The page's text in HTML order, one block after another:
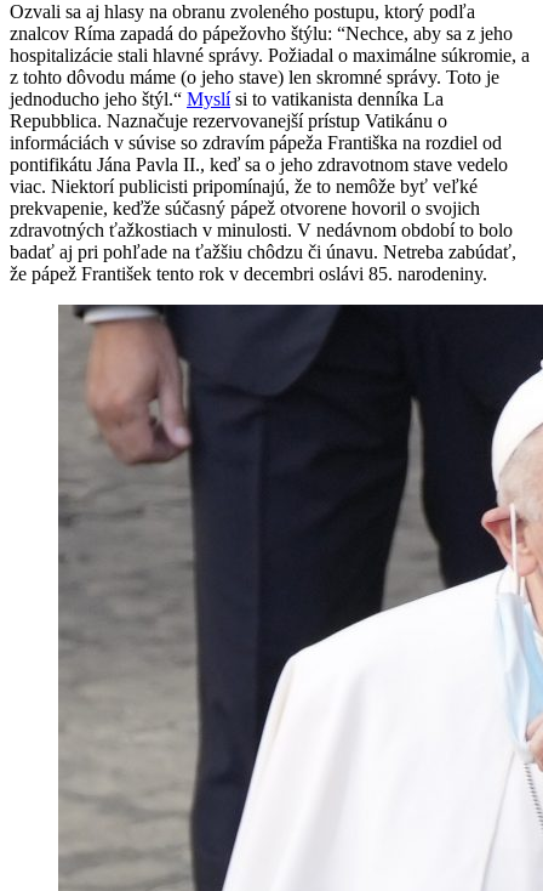
Ozvali sa aj hlasy na obranu zvoleného postupu, ktorý podľa
znalcov Ríma zapadá do pápežovho štýlu: “Nechce, aby sa z jeho
hospitalizácie stali hlavné správy. Požiadal o maximálne súkromie, a
z tohto dôvodu máme (o jeho stave) len skromné správy. Toto je
jednoducho jeho štýl.“ Myslísi to vatikanista denníka La
Repubblica. Naznačuje rezervovanejší prístup Vatikánu o
informáciách v súvise so zdravím pápeža Františka na rozdiel od
pontifikátu Jána Pavla II., keď sa o jeho zdravotnom stave vedelo
viac. Niektorí publicisti pripomínajú, že to nemôže byť veľké
prekvapenie, keďže súčasný pápež otvorene hovoril o svojich
zdravotných ťažkostiach v minulosti. V nedávnom období to bolo
badať aj pri pohľade na ťažšiu chôdzu či únavu. Netreba zabúdať,
že pápež František tento rok v decembri oslávi 85. narodeniny.